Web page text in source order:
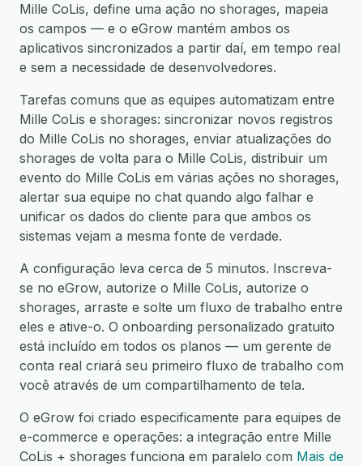
Mille CoLis, define uma ação no shorages, mapeia
os campos — e o eGrow mantém ambos os
aplicativos sincronizados a partir daí, em tempo real
e sem a necessidade de desenvolvedores.
Tarefas comuns que as equipes automatizam entre
Mille CoLis e shorages: sincronizar novos registros
do Mille CoLis no shorages, enviar atualizações do
shorages de volta para o Mille CoLis, distribuir um
evento do Mille CoLis em várias ações no shorages,
alertar sua equipe no chat quando algo falhar e
unificar os dados do cliente para que ambos os
sistemas vejam a mesma fonte de verdade.
A configuração leva cerca de 5 minutos. Inscreva-
se no eGrow, autorize o Mille CoLis, autorize o
shorages, arraste e solte um fluxo de trabalho entre
eles e ative-o. O onboarding personalizado gratuito
está incluído em todos os planos — um gerente de
conta real criará seu primeiro fluxo de trabalho com
você através de um compartilhamento de tela.
O eGrow foi criado especificamente para equipes de
e-commerce e operações: a integração entre Mille
CoLis + shorages funciona em paralelo com Mais de